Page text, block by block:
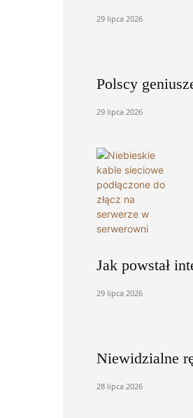
29 lipca 2026
Polscy
29 lipca 2026
Jak powstał
29 lipca 2026
Niewidzialne
28 lipca 2026